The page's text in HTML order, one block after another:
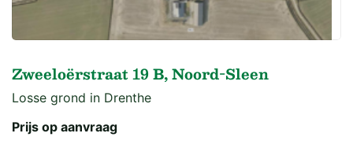
Zweeloërstraat 19 B, Noord-Sleen
Losse grond in Drenthe
Prijs op aanvraag